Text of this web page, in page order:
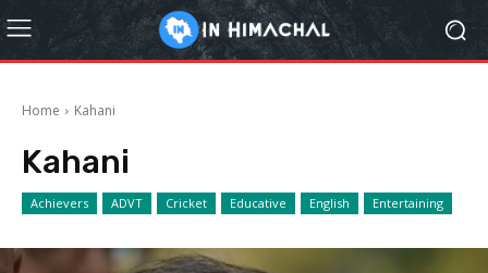
Home Kahani
Kahani
Achievers ADVT Cricket Educative English Entertaining